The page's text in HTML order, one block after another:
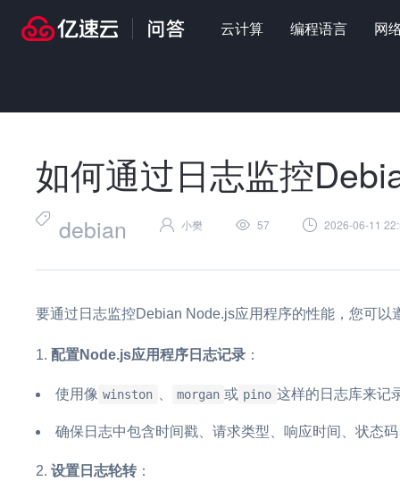
云计算 编程语言 网
如何通过日志监控
debian 小樊 57 2026-06-11
要通过日志监控Debian Node.js应用程序的性能，您可以
配置Node.js应用程序日志记录 ：
使用像 winston morgan 或 pino 这样的日志库来记
确保日志中包含时间戳、请求类型、响应时间、状态
设置日志轮转 ：